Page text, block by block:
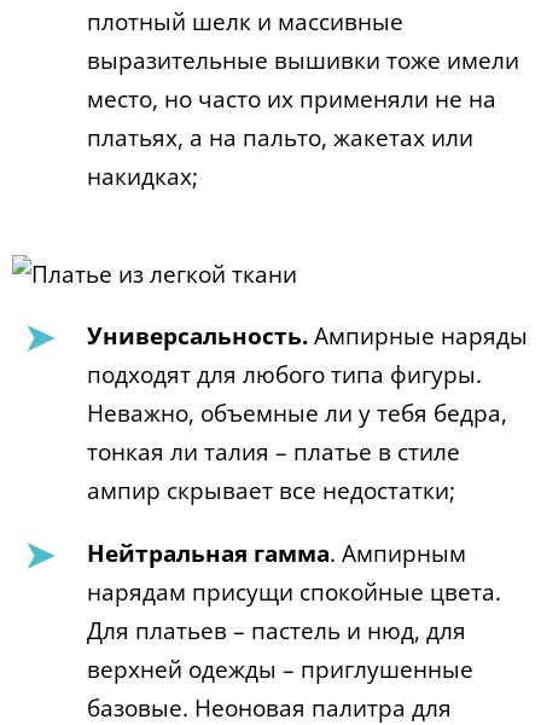
плотный шелк и массивные
выразительные вышивки тоже имели
место, но часто их применяли не на
платьях, а на пальто, жакетах или
накидках;
Универсальность.Ампирные наряды
подходят для любого типа фигуры.
Неважно, объемные ли у тебя бедра,
тонкая ли талия – платье в стиле
ампир скрывает все недостатки;
Нейтральная гамма. Ампирным
нарядам присущи спокойные цвета.
Для платьев – пастель и нюд, для
верхней одежды – приглушенные
базовые. Неоновая палитра для